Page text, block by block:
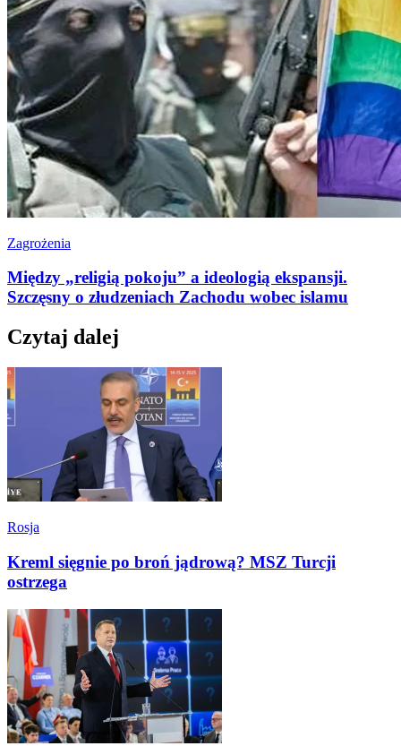
Zagrożenia
Między „religią pokoju” a ideologią ekspansji.
Szczęsny o złudzeniach Zachodu wobec islamu
Czytaj dalej
Rosja
Kreml sięgnie po broń jądrową? MSZ Turcji
ostrzega